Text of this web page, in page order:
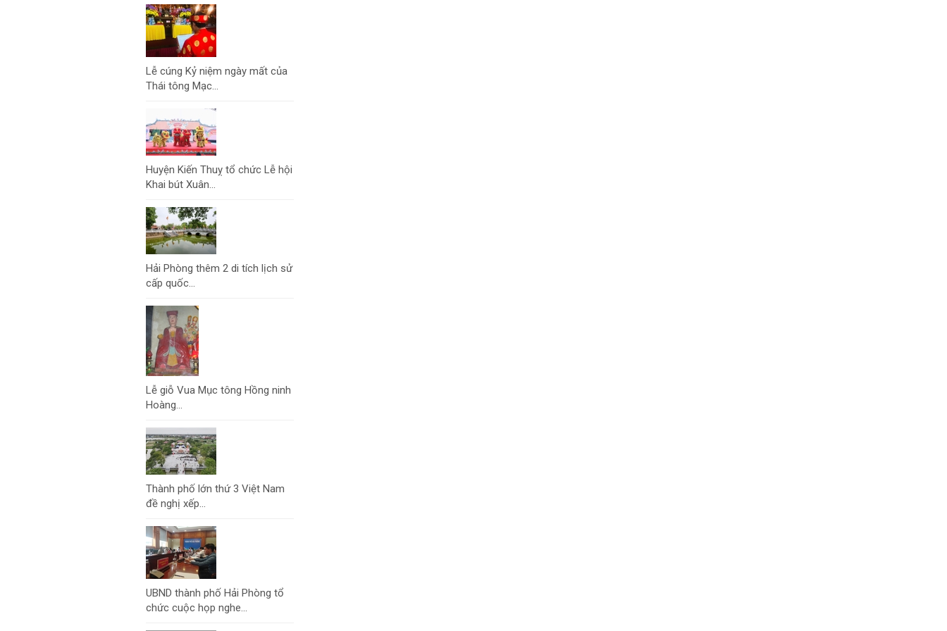
Lễ cúng Kỷ niệm ngày mất của
Thái tông Mạc...
Huyện Kiến Thuỵ tổ chức Lễ hội
Khai bút Xuân...
Hải Phòng thêm 2 di tích lịch sử
cấp quốc...
Lễ giỗ Vua Mục tông Hồng ninh
Hoàng...
Thành phố lớn thứ 3 Việt Nam
đề nghị xếp...
UBND thành phố Hải Phòng tổ
chức cuộc họp nghe...